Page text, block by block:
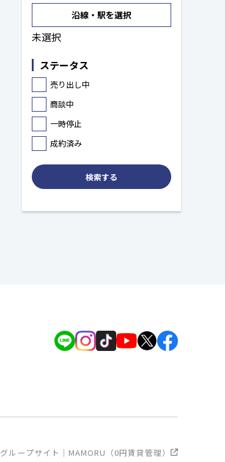
沿線・駅を選択
未選択
ステータス
売り出し中
商談中
一時停止
成約済み
検索する
グループサイト｜MAMORU（0円賃貸管理）